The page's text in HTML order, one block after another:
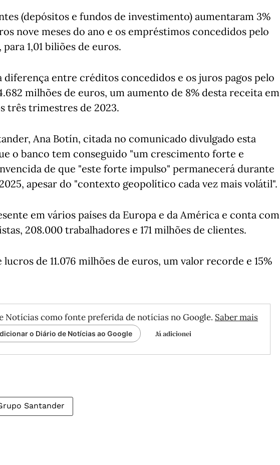
(depósitos e fundos de investimento) aumentaram 3%
nove meses do ano e os empréstimos concedidos pelo
1,01 biliões de euros.
diferença entre créditos concedidos e os juros pagos pelo
milhões de euros, um aumento de 8% desta receita em
três trimestres de 2023.
Ana Botín, citada no comunicado divulgado esta
o banco tem conseguido "um crescimento forte e
de que "este forte impulso" permanecerá durante
apesar do "contexto geopolítico cada vez mais volátil".
em vários países da Europa e da América e conta com
208.000 trabalhadores e 171 milhões de clientes.
lucros de 11.076 milhões de euros, um valor recorde e 15%
Notícias como fonte preferida de notícias no Google. Saber mais
o Diário de Notícias ao Google Já adicionei
Santander